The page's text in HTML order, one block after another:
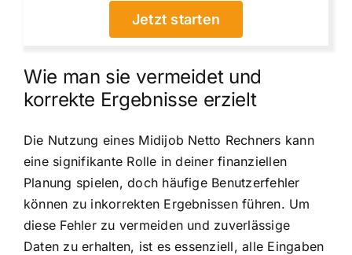
Jetzt starten
Wie man sie vermeidet und
korrekte Ergebnisse erzielt
Die Nutzung eines Midijob Netto Rechners kann
eine signifikante Rolle in deiner finanziellen
Planung spielen, doch häufige Benutzerfehler
können zu inkorrekten Ergebnissen führen. Um
diese Fehler zu vermeiden und zuverlässige
Daten zu erhalten, ist es essenziell, alle Eingaben